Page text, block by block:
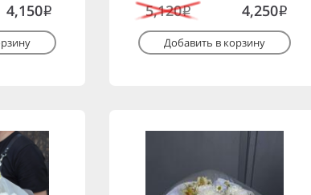
4,150i 5,120i 4,250i
Добавить в корзину